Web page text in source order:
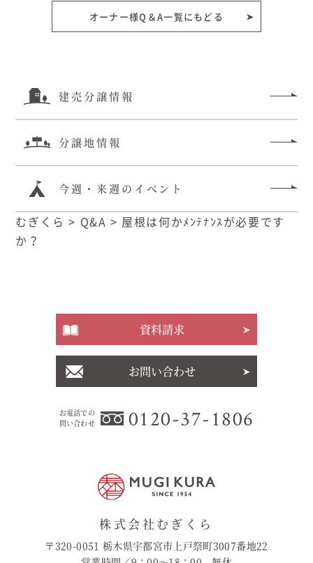
オーナー様Q＆A一覧にもどる
建売分譲情報
分譲地情報
今週・来週のイベント
むぎくら > Q&A > 屋根は何かﾒﾝﾃﾅﾝｽが必要です
か？
お電話での
問い合わせ
0120-37-1806
資料請求
お問い合わせ
株式会社むぎくら
〒320-0051 栃木県宇都宮市上戸祭町3007番地22